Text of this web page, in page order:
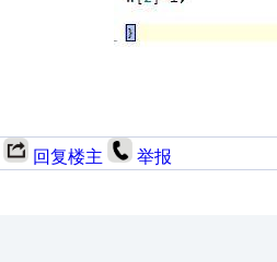
回复楼主 举报